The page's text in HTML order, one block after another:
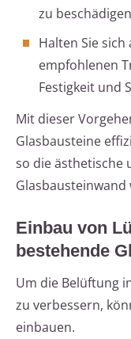
zu
Halten Sie
empfohlenen
Festigkeit und
Mit dieser
Glasbausteine
so die ästhetische
Einbau von
bestehende
Um die Belüftung
zu verbessern,
einbauen.